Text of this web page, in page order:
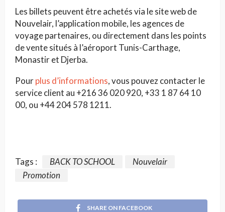
Les billets peuvent être achetés via le site web de
Nouvelair, l’application mobile, les agences de
voyage partenaires, ou directement dans les points
de vente situés à l’aéroport Tunis-Carthage,
Monastir et Djerba.
Pourplus d’informations, vous pouvez contacter le
service client au +216 36 020 920, +33 1 87 64 10
00, ou +44 204 578 1211.
Tags : BACK TO SCHOOL
Nouvelair
Promotion
SHARE ON FACEBOOK